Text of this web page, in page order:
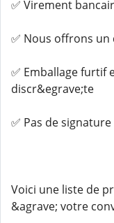
✅ Virement
✅ Nous offrons un
✅ Emballage furtif
discr&egrave;te
✅ Pas de
Voici une liste de
&agrave; votre